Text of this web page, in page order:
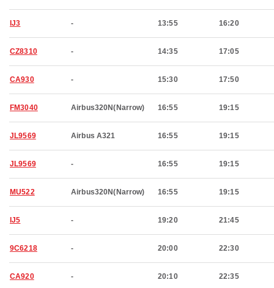
IJ3 - 13:55 16:20
CZ8310 - 14:35 17:05
CA930 - 15:30 17:50
FM3040 Airbus320N(Narrow) 16:55 19:15
JL9569 Airbus A321 16:55 19:15
JL9569 - 16:55 19:15
MU522 Airbus320N(Narrow) 16:55 19:15
IJ5 - 19:20 21:45
9C6218 - 20:00 22:30
CA920 - 20:10 22:35